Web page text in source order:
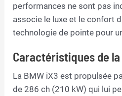
performances ne sont pas
associe le luxe et le confort
technologie de pointe pour
Caractéristiques de la
La BMW iX3 est propulsée
de 286 ch (210 kW) qui lui